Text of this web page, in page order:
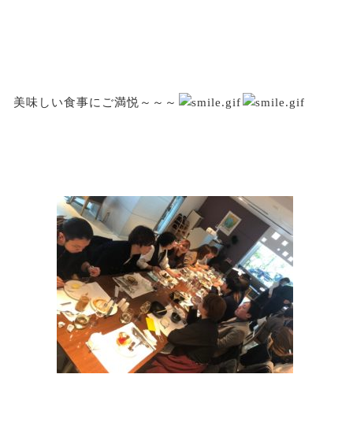
美味しい食事にご満悦～～～